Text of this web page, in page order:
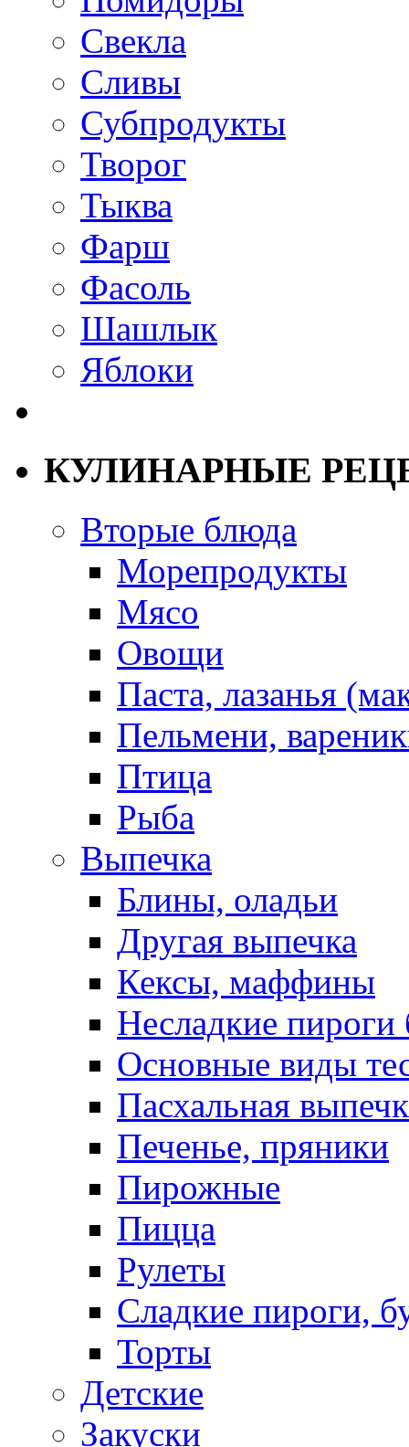
Свекла
Сливы
Субпродукты
Творог
Тыква
Фарш
Фасоль
Шашлык
Яблоки
КУЛИНАРНЫЕ
Вторые блюда
Морепродукты
Мясо
Овощи
Паста, лазанья
Пельмени,
Птица
Рыба
Выпечка
Блины, оладьи
Другая выпечка
Кексы, маффины
Несладкие пироги
Основные виды
Пасхальная
Печенье, пряники
Пирожные
Пицца
Рулеты
Сладкие пироги,
Торты
Детские
Закуски